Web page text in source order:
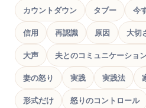
カウントダウン タブー 今
信用 再認識 原因 大切
大声 夫とのコミュニケーショ
妻の怒り 実践 実践法
形式だけ 怒りのコントロール